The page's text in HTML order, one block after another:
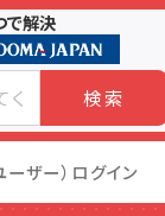
で解決
検索
ザー）ログイン